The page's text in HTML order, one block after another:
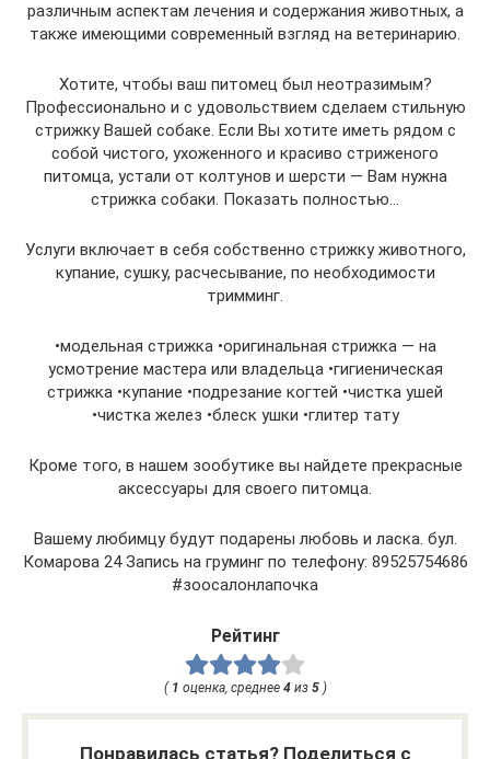
различным аспектам лечения и содержания животных, а
также имеющими современный взгляд на ветеринарию.
Хотите, чтобы ваш питомец был неотразимым?
Профессионально и с удовольствием сделаем стильную
стрижку Вашей собаке. Если Вы хотите иметь рядом с
собой чистого, ухоженного и красиво стриженого
питомца, устали от колтунов и шерсти — Вам нужна
стрижка собаки. Показать полностью…
Услуги включает в себя собственно стрижку животного,
купание, сушку, расчесывание, по необходимости
тримминг.
•модельная стрижка •оригинальная стрижка — на
усмотрение мастера или владельца •гигиеническая
стрижка •купание •подрезание когтей •чистка ушей
•чистка желез •блеск ушки •глитер тату
Кроме того, в нашем зообутике вы найдете прекрасные
аксессуары для своего питомца.
Вашему любимцу будут подарены любовь и ласка. бул.
Комарова 24 Запись на груминг по телефону: 89525754686
#зоосалонлапочка
Рейтинг
( 1 оценка, среднее 4из 5)
Понравилась статья? Поделиться с